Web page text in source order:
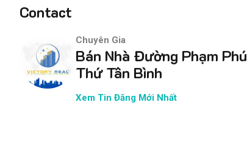
Contact
Chuyên Gia
Bán Nhà Đường Phạm Phú
Thứ Tân Bình
Xem Tin Đăng Mới Nhất